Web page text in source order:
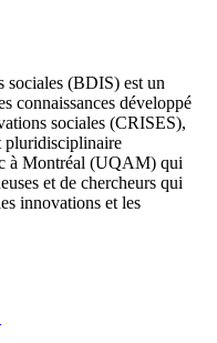
sociales (BDIS) est un
connaissances développé
sociales (CRISES),
pluridisciplinaire
à Montréal (UQAM) qui
et de chercheurs qui
innovations et les